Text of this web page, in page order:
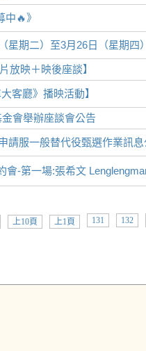
🔥》
星期二）至3月26日（星期四
放映＋映後座談】
客廳》播映活動】
會舉辦座談會公告
請服一般替代役甄選作業訊息
會-第一場:張希文
上10頁 上1頁 131 132